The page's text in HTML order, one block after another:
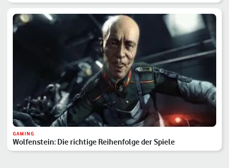
GAMING
Wolfenstein: Die richtige Reihenfolge der Spiele